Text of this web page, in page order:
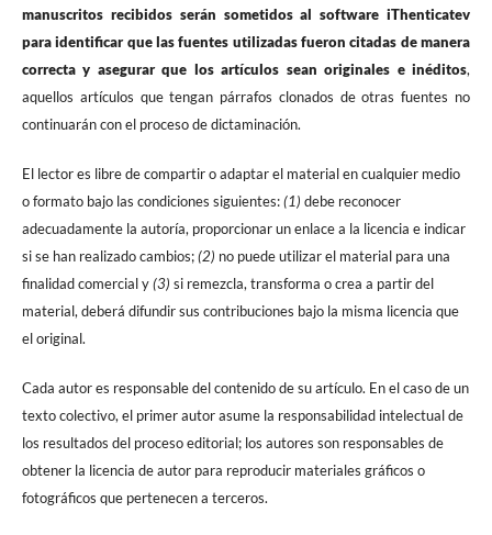
manuscritos recibidos serán sometidos al software iThenticatev
para identificar que las fuentes utilizadas fueron citadas de manera
correcta y asegurar que los artículos sean originales e inéditos,
aquellos artículos que tengan párrafos clonados de otras fuentes no
continuarán con el proceso de dictaminación.
El lector es libre de compartir o adaptar el material en cualquier medio
o formato bajo las condiciones siguientes:(1) debe reconocer
adecuadamente la autoría, proporcionar un enlace a la licencia e indicar
si se han realizado cambios;(2) no puede utilizar el material para una
finalidad comercial y(3) si remezcla, transforma o crea a partir del
material, deberá difundir sus contribuciones bajo la misma licencia que
el original.
Cada autor es responsable del contenido de su artículo. En el caso de un
texto colectivo, el primer autor asume la responsabilidad intelectual de
los resultados del proceso editorial; los autores son responsables de
obtener la licencia de autor para reproducir materiales gráficos o
fotográficos que pertenecen a terceros.